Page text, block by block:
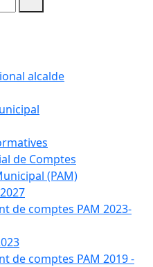
alcalde
de Comptes
(PAM)
de comptes PAM 2023-
de comptes PAM 2019 -